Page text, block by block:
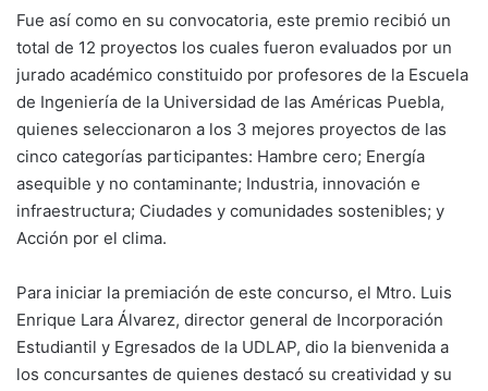
Fue así como en su convocatoria, este premio recibió un
total de 12 proyectos los cuales fueron evaluados por un
jurado académico constituido por profesores de la Escuela
de Ingeniería de la Universidad de las Américas Puebla,
quienes seleccionaron a los 3 mejores proyectos de las
cinco categorías participantes: Hambre cero; Energía
asequible y no contaminante; Industria, innovación e
infraestructura; Ciudades y comunidades sostenibles; y
Acción por el clima.
Para iniciar la premiación de este concurso, el Mtro. Luis
Enrique Lara Álvarez, director general de Incorporación
Estudiantil y Egresados de la UDLAP, dio la bienvenida a
los concursantes de quienes destacó su creatividad y su